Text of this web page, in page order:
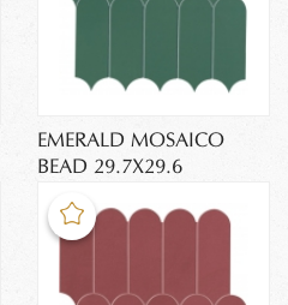
EMERALD MOSAICO
BEAD 29.7X29.6